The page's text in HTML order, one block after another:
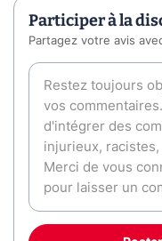
Participer à la
Partagez votre avis